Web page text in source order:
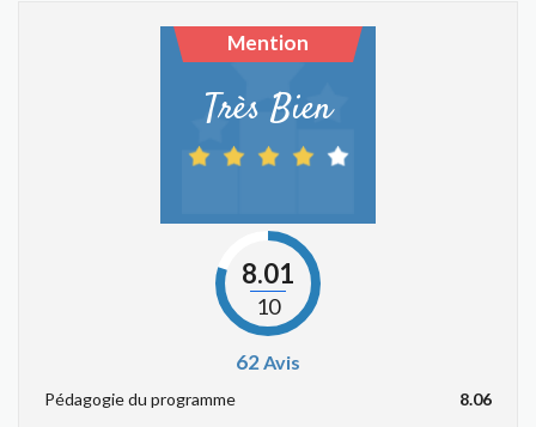
Mention
Très Bien
8.01
10
62Avis
Pédagogie du programme
8.06